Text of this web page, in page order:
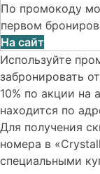
По промокоду
первом
На сайт
Используйте
забронировать
10% по акции на
находится по
Для получения
номера в
специальными